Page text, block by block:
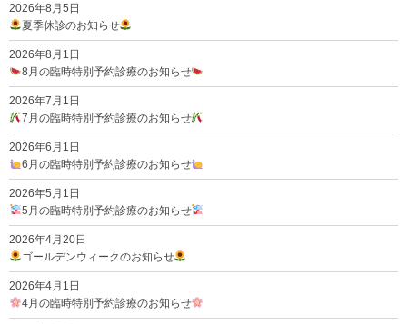
2026年8月5日
夏季休診のお知らせ
2026年8月1日
8月の臨時特別予約診療のお知らせ
2026年7月1日
7月の臨時特別予約診療のお知らせ
2026年6月1日
6月の臨時特別予約診療のお知らせ
2026年5月1日
5月の臨時特別予約診療のお知らせ
2026年4月20日
ゴールデンウィークのお知らせ
2026年4月1日
4月の臨時特別予約診療のお知らせ